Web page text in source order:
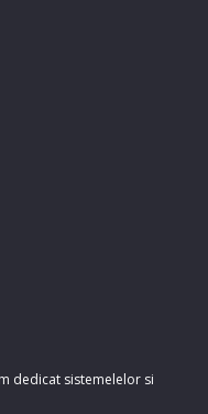
dedicat sistemelelor si